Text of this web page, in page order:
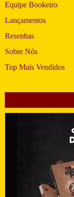
Equipe Bookeiro
Lançamentos
Resenhas
Sobre Nós
Top Mais Vendidos